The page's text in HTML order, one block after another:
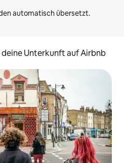
deine Unterkunft auf Airbnb